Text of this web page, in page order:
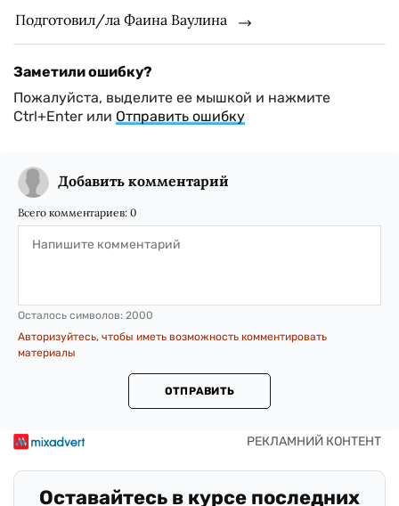
Подготовил/ла Фаина Ваулина
Заметили ошибку?
Пожалуйста, выделите ее мышкой и нажмите
Ctrl+Enter или Отправить ошибку
Добавить комментарий
Всего комментариев: 0
Осталось символов: 2000
Авторизуйтесь, чтобы иметь возможность комментировать
материалы
ОТПРАВИТЬ
Оставайтесь в курсе последних